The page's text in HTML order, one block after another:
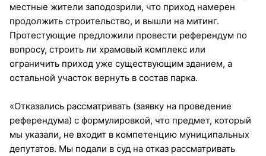
местные жители заподозрили, что приход намерен
продолжить строительство, и вышли на митинг.
Протестующие предложили провести референдум по
вопросу, строить ли храмовый комплекс или
ограничить приход уже существующим зданием, а
остальной участок вернуть в состав парка.
«Отказались рассматривать (заявку на проведение
референдума) с формулировкой, что предмет, который
мы указали, не входит в компетенцию муниципальных
депутатов. Мы подали в суд на отказ рассматривать